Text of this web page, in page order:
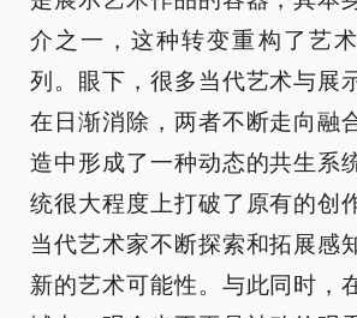
介之一，这种转变重构了艺
列。眼下，很多当代艺术与展
在日渐消除，两者不断走向融
造中形成了一种动态的共生系
统很大程度上打破了原有的创
当代艺术家不断探索和拓展感
新的艺术可能性。与此同时，